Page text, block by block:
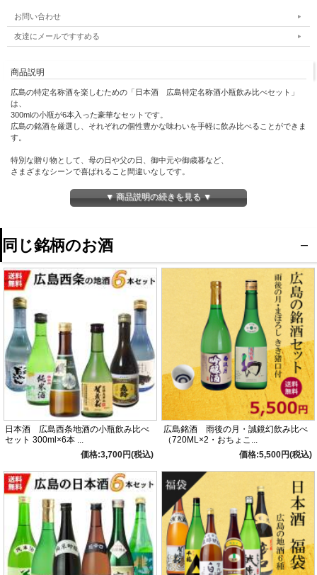
お問い合わせ
友達にメールですすめる
商品説明
広島の特定名称酒を楽しむための「日本酒 広島特定名称酒小瓶飲み比べセット」
は、
300mlの小瓶が6本入った豪華なセットです。
広島の銘酒を厳選し、それぞれの個性豊かな味わいを手軽に飲み比べることができま
す。
特別な贈り物として、母の日や父の日、御中元や御歳暮など、
さまざまなシーンで喜ばれること間違いなしです。
☆このようなお祝い事に☆
店祝 新築祝 快気祝 ご挨拶 年末 年始 新年 感謝 贈り物 プレゼント ギフト 人気 寿 壽
御供 仏事
☆お酒の特徴☆
送料無料 相原酒造 藤井酒造 賀茂泉酒造 美和桜酒造 亀齢酒造 中尾醸造 広島県 広島
日本酒
小瓶 飲み切りサイズ 旨味のとったどっしりした芳醇酒 リンゴ酵母で醸した酒 とろ
りとした酒米の旨み 美しい黄金色 しっかりとした酸 辛口ながらの米の味 火入れし
ていない生酒 フレッシュな味わい 大吟醸特有のフルーティーな香り キレのある生酒
▼ 商品説明の続きを見る ▼
同じ銘柄のお酒
日本酒 広島西条地酒の小瓶飲み比べ
セット 300ml×6本 ...
価格:3,700円(税込)
広島銘酒 雨後の月・誠鏡幻飲み比べ
（720ML×2・おちょこ...
価格:5,500円(税込)